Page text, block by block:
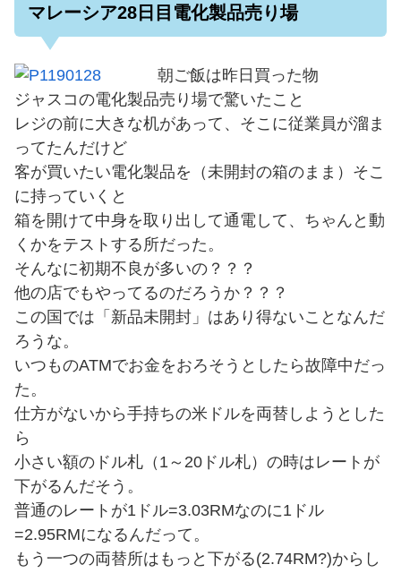
マレーシア28日目電化製品売り場
朝ご飯は昨日買った物
ジャスコの電化製品売り場で驚いたこと
レジの前に大きな机があって、そこに従業員が溜ま
ってたんだけど
客が買いたい電化製品を（未開封の箱のまま）そこ
に持っていくと
箱を開けて中身を取り出して通電して、ちゃんと動
くかをテストする所だった。
そんなに初期不良が多いの？？？
他の店でもやってるのだろうか？？？
この国では「新品未開封」はあり得ないことなんだ
ろうな。
いつものATMでお金をおろそうとしたら故障中だっ
た。
仕方がないから手持ちの米ドルを両替しようとした
ら
小さい額のドル札（1～20ドル札）の時はレートが
下がるんだそう。
普通のレートが1ドル=3.03RMなのに1ドル
=2.95RMになるんだって。
もう一つの両替所はもっと下がる(2.74RM?)からし